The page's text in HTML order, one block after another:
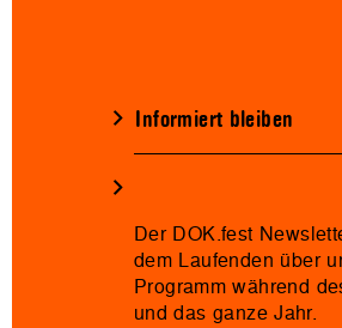
Informiert bleiben
Der DOK.fest
dem Laufenden über
Programm während
und das ganze Jahr.